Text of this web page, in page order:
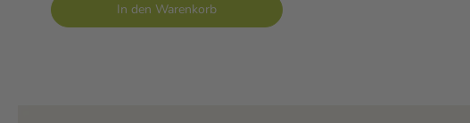
In den Warenkorb